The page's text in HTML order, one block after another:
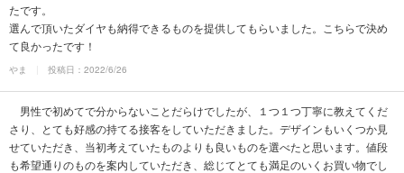
たです。
選んで頂いたダイヤも納得できるものを提供してもらいました。こちらで決め
て良かったです！
やま 投稿日：2022/6/26
男性で初めてで分からないことだらけでしたが、１つ１つ丁寧に教えてくだ
さり、とても好感の持てる接客をしていただきました。デザインもいくつか見
せていただき、当初考えていたものよりも良いものを選べたと思います。値段
も希望通りのものを案内していただき、総じてとても満足のいくお買い物でし